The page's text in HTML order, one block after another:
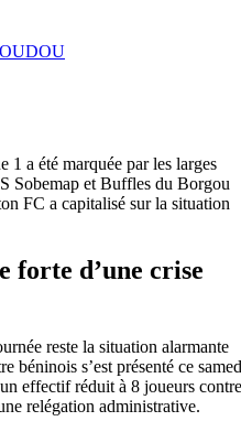
a été marquée par les larges
Sobemap et Buffles du Borgou
FC a capitalisé sur la situation
forte d’une crise
reste la situation alarmante
béninois s’est présenté ce
effectif réduit à 8 joueurs contre
relégation administrative.